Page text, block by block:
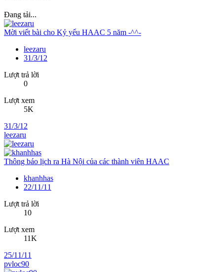
Đang tải...
Mời viết bài cho Kỷ yếu HAAC 5 năm -^^-
leezaru
31/3/12
Lượt trả lời
0
Lượt xem
5K
31/3/12
leezaru
Thông báo lịch ra Hà Nội của các thành viên HAAC
khanhhas
22/11/11
Lượt trả lời
10
Lượt xem
11K
25/11/11
pvloc90